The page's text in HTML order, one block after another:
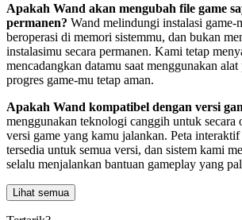
Apakah Wand akan mengubah file game
permanen? Wand melindungi instalasi game-
beroperasi di memori sistemmu, dan bukan
instalasimu secara permanen. Kami tetap
mencadangkan datamu saat menggunakan
progres game-mu tetap aman.
Apakah Wand kompatibel dengan versi
menggunakan teknologi canggih untuk secara
versi game yang kamu jalankan. Peta interaktif
tersedia untuk semua versi, dan sistem kami
selalu menjalankan bantuan gameplay yang
Lihat semua